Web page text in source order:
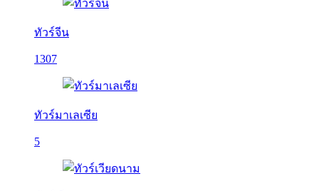
ทัวร์จีน
1307
ทัวร์มาเลเซีย
5